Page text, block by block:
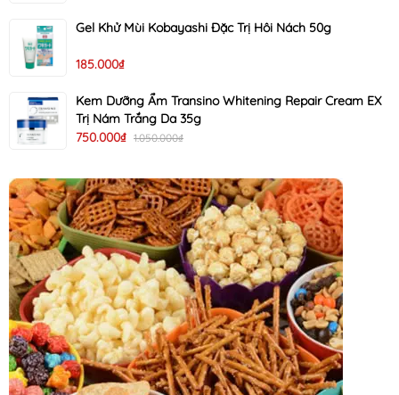
Gel Khử Mùi Kobayashi Đặc Trị Hôi Nách 50g
185.000₫
Kem Dưỡng Ẩm Transino Whitening Repair Cream EX
Trị Nám Trắng Da 35g
750.000₫ 1.050.000₫